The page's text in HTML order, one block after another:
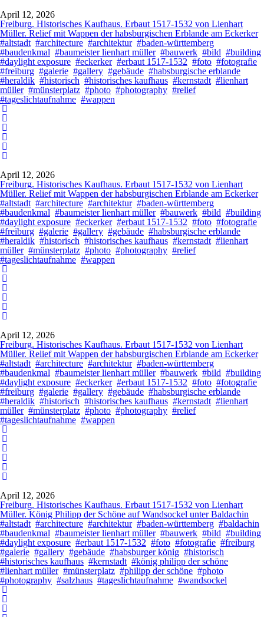
April 12, 2026
Freiburg. Historisches Kaufhaus. Erbaut 1517-1532 von Lienhart
Müller. Relief mit Wappen der habsburgischen Erblande am Eckerker
#altstadt #architecture #architektur #baden-württemberg
#baudenkmal #baumeister lienhart müller #bauwerk #bild #building
#daylight exposure #eckerker #erbaut 1517-1532 #foto #fotografie
#freiburg #galerie #gallery #gebäude #habsburgische erblande
#heraldik #historisch #historisches kaufhaus #kernstadt #lienhart
müller #münsterplatz #photo #photography #relief
#tageslichtaufnahme #wappen
April 12, 2026
Freiburg. Historisches Kaufhaus. Erbaut 1517-1532 von Lienhart
Müller. Relief mit Wappen der habsburgischen Erblande am Eckerker
#altstadt #architecture #architektur #baden-württemberg
#baudenkmal #baumeister lienhart müller #bauwerk #bild #building
#daylight exposure #eckerker #erbaut 1517-1532 #foto #fotografie
#freiburg #galerie #gallery #gebäude #habsburgische erblande
#heraldik #historisch #historisches kaufhaus #kernstadt #lienhart
müller #münsterplatz #photo #photography #relief
#tageslichtaufnahme #wappen
April 12, 2026
Freiburg. Historisches Kaufhaus. Erbaut 1517-1532 von Lienhart
Müller. Relief mit Wappen der habsburgischen Erblande am Eckerker
#altstadt #architecture #architektur #baden-württemberg
#baudenkmal #baumeister lienhart müller #bauwerk #bild #building
#daylight exposure #eckerker #erbaut 1517-1532 #foto #fotografie
#freiburg #galerie #gallery #gebäude #habsburgische erblande
#heraldik #historisch #historisches kaufhaus #kernstadt #lienhart
müller #münsterplatz #photo #photography #relief
#tageslichtaufnahme #wappen
April 12, 2026
Freiburg. Historisches Kaufhaus. Erbaut 1517-1532 von Lienhart
Müller. König Philipp der Schöne auf Wandsockel unter Baldachin
#altstadt #architecture #architektur #baden-württemberg #baldachin
#baudenkmal #baumeister lienhart müller #bauwerk #bild #building
#daylight exposure #erbaut 1517-1532 #foto #fotografie #freiburg
#galerie #gallery #gebäude #habsburger könig #historisch
#historisches kaufhaus #kernstadt #könig philipp der schöne
#lienhart müller #münsterplatz #philipp der schöne #photo
#photography #salzhaus #tageslichtaufnahme #wandsockel